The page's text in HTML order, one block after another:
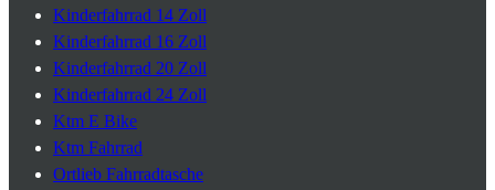
Kinderfahrrad 14 Zoll
Kinderfahrrad 16 Zoll
Kinderfahrrad 20 Zoll
Kinderfahrrad 24 Zoll
Ktm E Bike
Ktm Fahrrad
Ortlieb Fahrradtasche